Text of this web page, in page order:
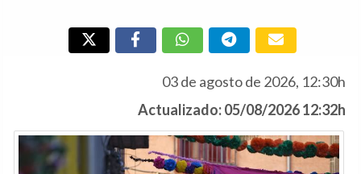
03 de agosto de 2026, 12:30h
Actualizado: 05/08/2026 12:32h